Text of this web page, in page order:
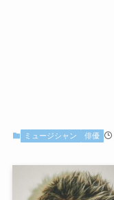
ミュージシャン 俳優